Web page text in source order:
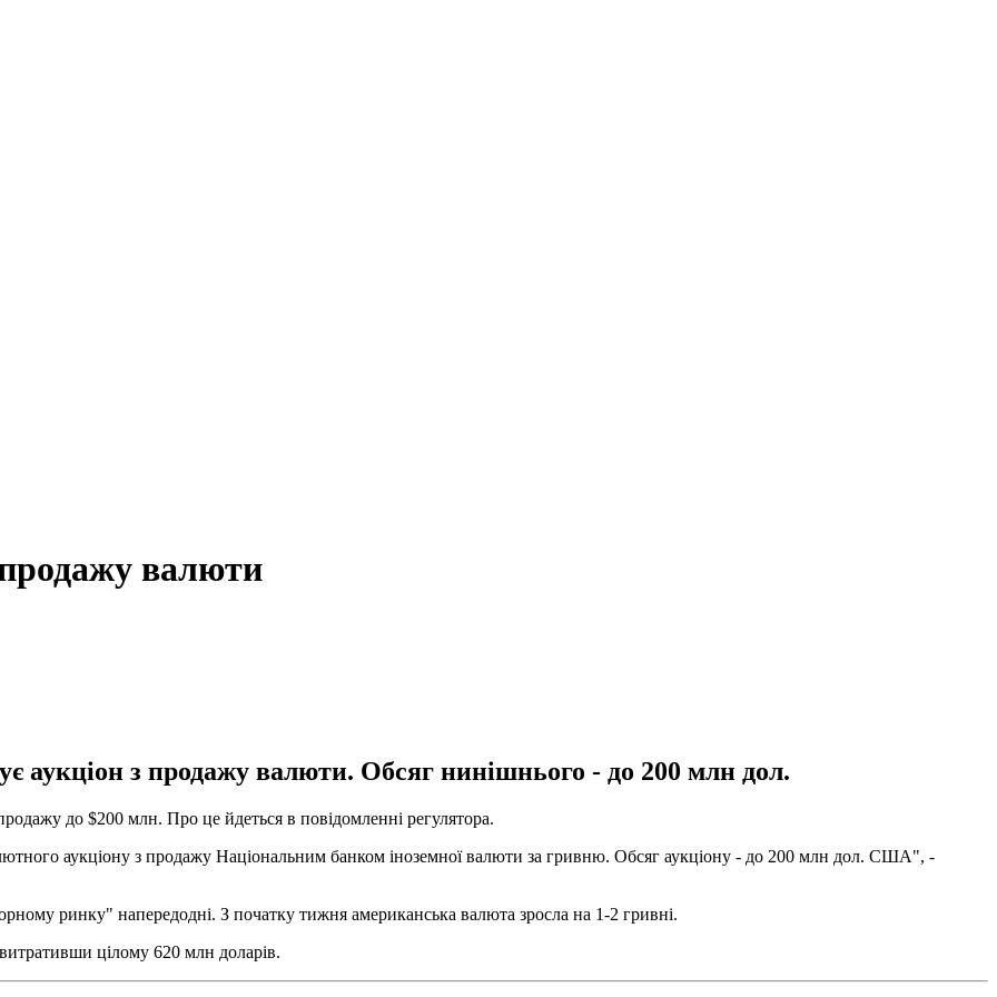
валюти
аукціон з продажу валюти. Обсяг нинішнього - до 200 млн дол.
до $200 млн. Про це йдеться в повідомленні регулятора.
аукціону з продажу Національним банком іноземної валюти за гривню. Обсяг аукціону - до 200 млн дол. США", -
ринку" напередодні. З початку тижня американська валюта зросла на 1-2 гривні.
цілому 620 млн доларів.